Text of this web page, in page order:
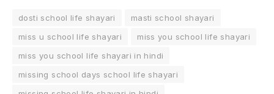
dosti school life shayari
masti school shayari
miss u school life shayari
miss you school life shayari
miss you school life shayari in hindi
missing school days school life shayari